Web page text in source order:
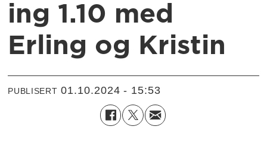
ing 1.10 med
Erling og Kristin
PUBLISERT 01.10.2024 - 15:53